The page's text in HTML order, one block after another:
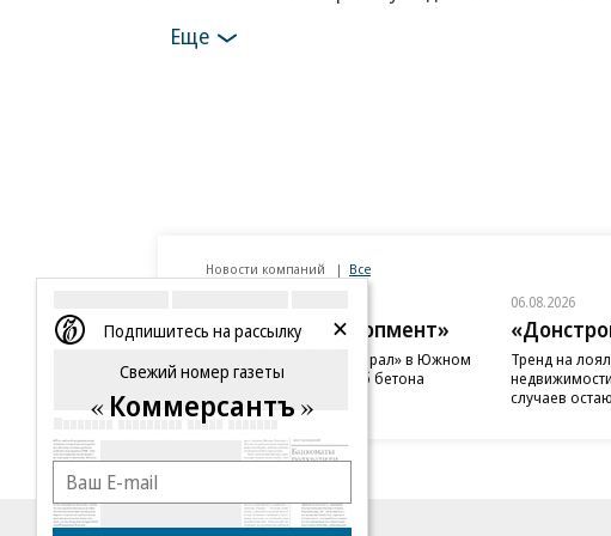
Еще
Новости компаний Все
ГК «Галс-Девелопмент»
В бизнес-центре «Адмирал» в Южном
порту залит первый куб бетона
06.08.2026
Тренд на
случаев
Подпишитесь на рассылку
Свежий номер газеты
Коммерсантъ